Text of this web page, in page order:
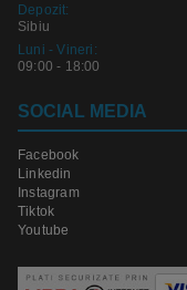
Depozit:
Sibiu
Luni - Vineri:
09:00 - 18:00
SOCIAL MEDIA
Facebook
Linkedin
Instagram
Tiktok
Youtube